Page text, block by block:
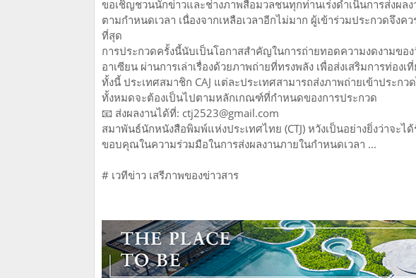
ขอเชิญชวนนักข่าวและช่างภาพสื่อมวลชนทุกท่านเร่งดำเนินการส่งผล
ตามกำหนดเวลา เนื่องจากเหลือเวลาอีกไม่มาก ผู้เข้าร่วมประกวดจึงค
ที่สุด
การประกวดครั้งนี้นับเป็นโอกาสสำคัญในการถ่ายทอดความงดงามข
อาเซียน ผ่านการเล่าเรื่องด้วยภาพถ่ายที่ทรงพลัง เพื่อส่งเสริมการท่อง
ทั้งนี้ ประเทศสมาชิก CAJ แต่ละประเทศสามารถส่งภาพถ่ายเข้าประก
ทั้งหมดจะต้องเป็นไปตามหลักเกณฑ์ที่กำหนดของการประกวด
📧 ส่งผลงานได้ที่: ctj2523@gmail.com
สมาพันธ์นักหนังสือพิมพ์แห่งประเทศไทย (CTJ) หวังเป็นอย่างยิ่งว่าจะ
ขอบคุณในความร่วมมือในการส่งผลงานภายในกำหนดเวลา ...
# เวทีข่าว เสรีภาพของข่าวสาร